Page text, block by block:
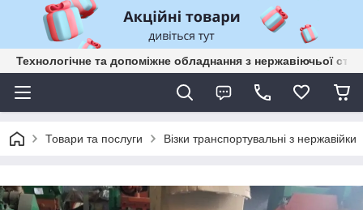
Технологічне та допоміжне обладнання з нержавіючьої
Товари та послуги Візки транспортувальні з нержавійки